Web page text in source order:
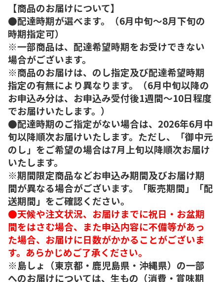
【商品のお届けについて】
●配達時期が選べます。（6月中旬～8月下旬の
時期指定可）
※一部商品は、配達希望時期をお受けできない
場合がございます。
※商品のお届けは、のし指定及び配達希望時期
指定の有無により異なります。（6月中旬以降の
お申込み分は、お申込み受付後1週間～10日程度
でお届けいたします。）
●配達時期のご指定がない場合は、2026年6月中
旬以降順次お届けいたします。ただし、「御中元
のし」をご希望の場合は7月上旬以降順次お届け
いたします。
※期間限定商品などお申込み期間及びお届け期
間が異なる場合がございます。「販売期間」「配
送期間」をご確認ください。
●天候や注文状況、お届けまでに祝日・お盆期
間をはさむ場合、また申込内容に不備等があっ
た場合、お届けに日数がかかることがございま
す。あらかじめご了承ください。
※島しょ（東京都・鹿児島県・沖縄県）の一部
へのお届けについては、生もの（消費・賞味期